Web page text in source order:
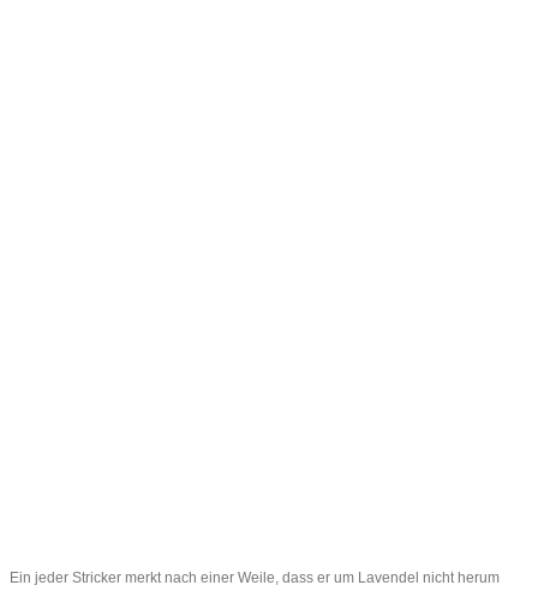
Ein jeder Stricker merkt nach einer Weile, dass er um Lavendel nicht herum